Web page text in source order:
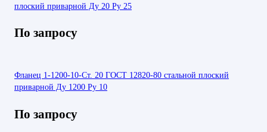
плоский приварной Ду 20 Ру 25
По запросу
Фланец 1-1200-10-Ст. 20 ГОСТ 12820-80 стальной плоский
приварной Ду 1200 Ру 10
По запросу